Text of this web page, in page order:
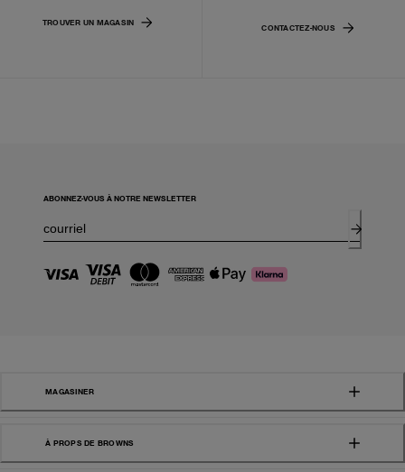
TROUVER UN MAGASIN
CONTACTEZ-NOUS
ABONNEZ-VOUS À NOTRE NEWSLETTER
MAGASINER
À PROPS DE BROWNS